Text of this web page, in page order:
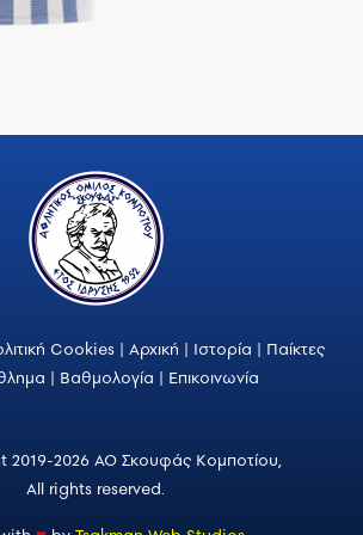
Cookies | Αρχική | Ιστορία | Παίκτες
| Βαθμολογία | Επικοινωνία
2026 ΑΟ Σκουφάς Κομποτίου,
All rights reserved.